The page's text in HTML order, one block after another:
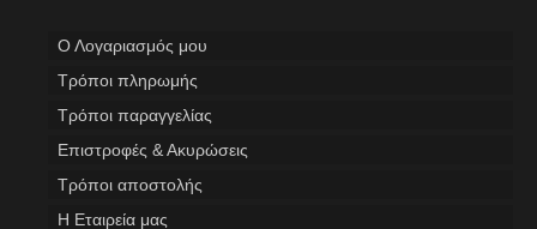
Ο Λογαριασμός μου
Tρόποι πληρωμής
Τρόποι παραγγελίας
Επιστροφές & Ακυρώσεις
Τρόποι αποστολής
Η Εταιρεία μας